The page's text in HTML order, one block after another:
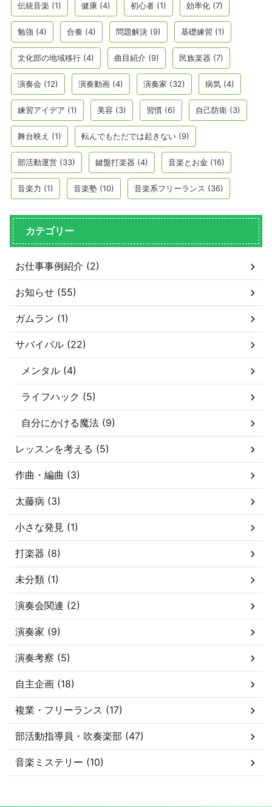
伝統音楽 (1) 健康 (4) 初心者 (1) 効率化 (7)
勉強 (4) 合奏 (4) 問題解決 (9) 基礎練習 (1)
文化部の地域移行 (4) 曲目紹介 (9) 民族楽器 (7)
演奏会 (12) 演奏動画 (4) 演奏家 (32) 病気 (4)
練習アイデア (1) 美容 (3) 習慣 (6) 自己防衛 (3)
舞台映え (1) 転んでもただでは起きない (9)
部活動運営 (33) 鍵盤打楽器 (4) 音楽とお金 (16)
音楽力 (1) 音楽塾 (10) 音楽系フリーランス (36)
カテゴリー
お仕事事例紹介 (2)
お知らせ (55)
ガムラン (1)
サバイバル (22)
メンタル (4)
ライフハック (5)
自分にかける魔法 (9)
レッスンを考える (5)
作曲・編曲 (3)
太藤病 (3)
小さな発見 (1)
打楽器 (8)
未分類 (1)
演奏会関連 (2)
演奏家 (9)
演奏考察 (5)
自主企画 (18)
複業・フリーランス (17)
部活動指導員・吹奏楽部 (47)
音楽ミステリー (10)